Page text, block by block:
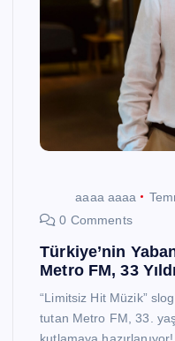
aaaa aaaa
0 Comments
Türkiye’nin
Metro FM, 33
“Limitsiz Hit Müzik”
tutan Metro FM, 33.